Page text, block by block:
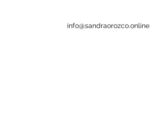
info@sandraorozco.online